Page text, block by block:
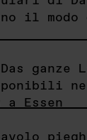
il
ganze
a Essen